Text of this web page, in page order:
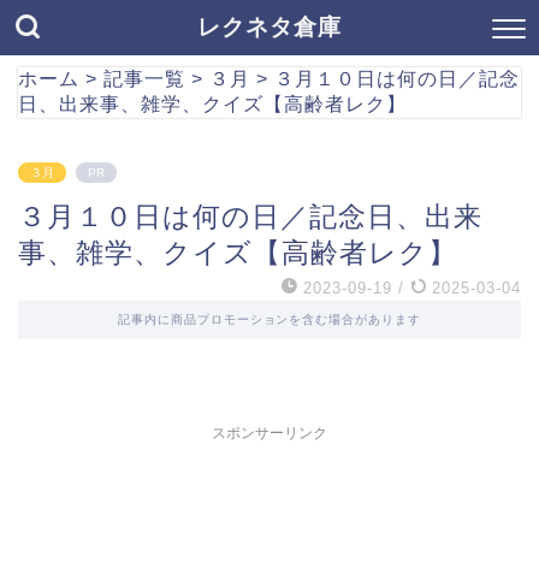
レクネタ倉庫
ホーム > 記事一覧 > ３月 > ３月１０日は何の日／記念
日、出来事、雑学、クイズ【高齢者レク】
３月 PR
３月１０日は何の日／記念日、出来
事、雑学、クイズ【高齢者レク】
2023-09-19 / 2025-03-04
記事内に商品プロモーションを含む場合があります
スポンサーリンク